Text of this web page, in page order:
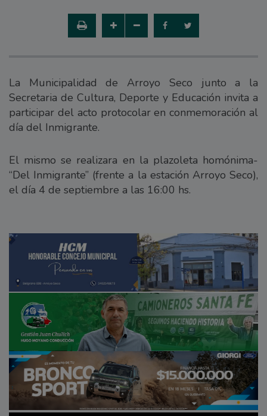
La Municipalidad de Arroyo Seco junto a la
Secretaria de Cultura, Deporte y Educación invita a
participar del acto protocolar en conmemoración al
día del Inmigrante.
El mismo se realizara en la plazoleta homónima-
“Del Inmigrante” (frente a la estación Arroyo Seco),
el día 4 de septiembre a las 16:00 hs.